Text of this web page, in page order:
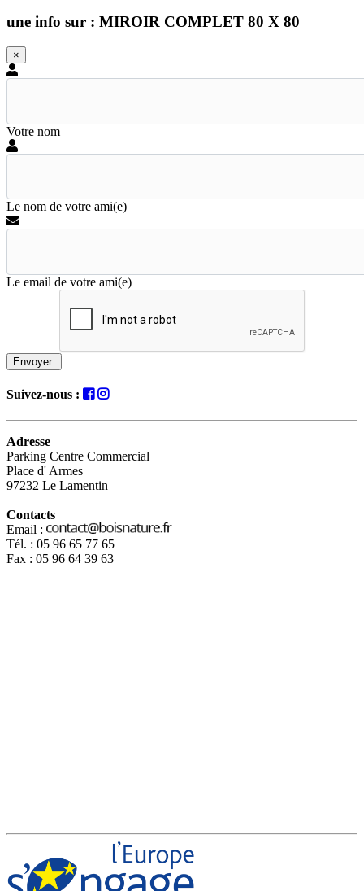
une info sur : MIROIR COMPLET 80 X 80
×
Votre nom
Le nom de votre ami(e)
Le email de votre ami(e)
Envoyer
Suivez-nous :
Adresse
Parking Centre Commercial
Place d' Armes
97232 Le Lamentin
Contacts
Email :
Tél. : 05 96 65 77 65
Fax : 05 96 64 39 63